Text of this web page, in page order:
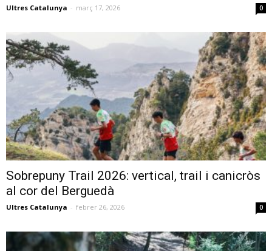
Ultres Catalunya - març 17, 2026 0
Sobrepuny Trail 2026: vertical, trail i canicròs
al cor del Berguedà
Ultres Catalunya - febrer 26, 2026 0